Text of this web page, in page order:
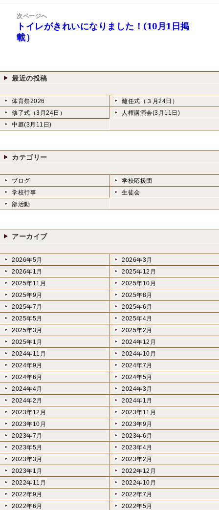
投
稿:
次ページへ
次
の
トイレがきれいになりました！(10月1日掲
載）
最近の投稿
体育祭2026
離任式（３月24日）
修了式（3月24日）
人権講演会(3月11日)
中庭(3月11日)
カテゴリー
ブログ
学校応援団
学校行事
生徒会
部活動
アーカイブ
2026年5月
2026年3月
2026年1月
2025年12月
2025年11月
2025年10月
2025年9月
2025年8月
2025年7月
2025年6月
2025年5月
2025年4月
2025年3月
2025年2月
2025年1月
2024年12月
2024年11月
2024年10月
2024年9月
2024年7月
2024年6月
2024年5月
2024年4月
2024年3月
2024年2月
2024年1月
2023年12月
2023年11月
2023年10月
2023年9月
2023年7月
2023年6月
2023年5月
2023年4月
2023年3月
2023年2月
2023年1月
2022年12月
2022年11月
2022年10月
2022年9月
2022年7月
2022年6月
2022年5月